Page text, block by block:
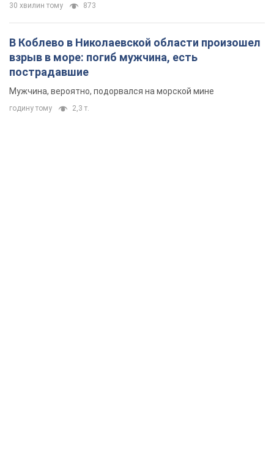
30 хвилин тому 873
В Коблево в Николаевской области произошел
взрыв в море: погиб мужчина, есть
пострадавшие
Мужчина, вероятно, подорвался на морской мине
годину тому 2,3 т.